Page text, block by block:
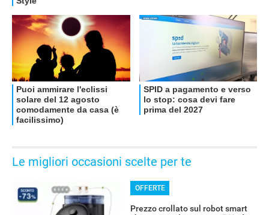
OFFERTE
Le migliori occasioni scelte per te
OFFERTE
Prezzo crollato sul robot smart